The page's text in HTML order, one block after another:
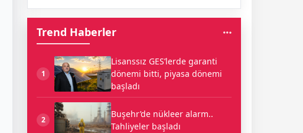
Trend Haberler
1
Lisanssız GES’lerde garanti
dönemi bitti, piyasa dönemi
başladı
2
Buşehr’de nükleer alarm..
Tahliyeler başladı